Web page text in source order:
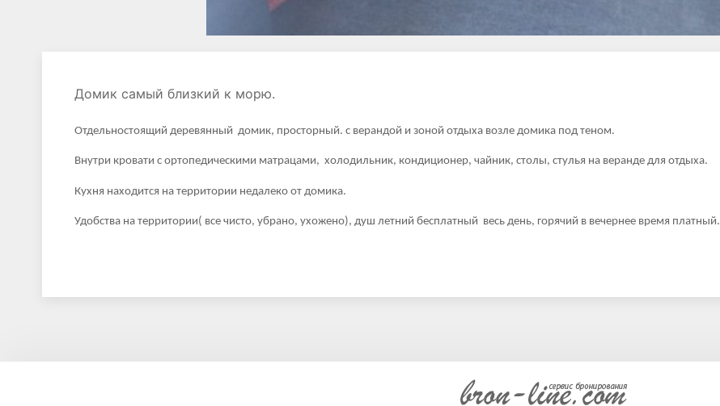
Домик самый близкий к морю.
Отдельностоящий деревянный домик, просторный. с верандой и зоной отдыха возле домика под теном.
Внутри кровати с ортопедическими матрацами, холодильник, кондиционер, чайник, столы, стулья на веранде для отдыха.
Кухня находится на территории недалеко от домика.
Удобства на территории( все чисто, убрано, ухожено), душ летний бесплатный весь день, горячий в вечернее время платный.